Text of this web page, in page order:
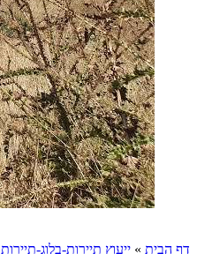
דף הבית » ייעוץ תיירות-בלוג-תיירות